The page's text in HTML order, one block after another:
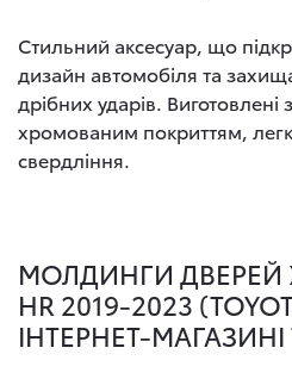
Стильний аксесуар, що
дизайн автомобіля та
дрібних ударів. Виготовлені
хромованим покриттям,
свердління.
МОЛДИНГИ ДВЕРЕЙ
HR 2019-2023
ІНТЕРНЕТ-МАГАЗИНІ